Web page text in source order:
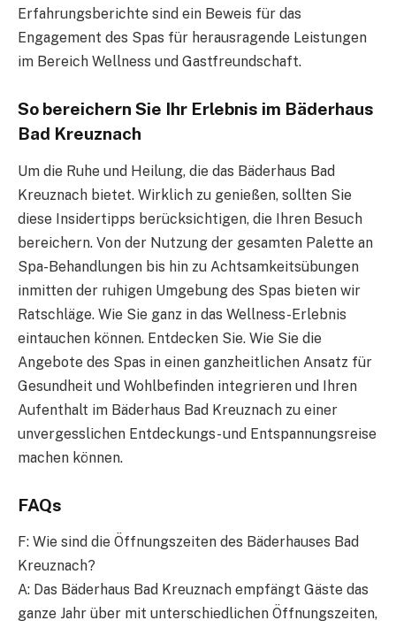
Erfahrungsberichte sind ein Beweis für das
Engagement des Spas für herausragende Leistungen
im Bereich Wellness und Gastfreundschaft.
So bereichern Sie Ihr Erlebnis im Bäderhaus
Bad Kreuznach
Um die Ruhe und Heilung, die das Bäderhaus Bad
Kreuznach bietet. Wirklich zu genießen, sollten Sie
diese Insidertipps berücksichtigen, die Ihren Besuch
bereichern. Von der Nutzung der gesamten Palette an
Spa-Behandlungen bis hin zu Achtsamkeitsübungen
inmitten der ruhigen Umgebung des Spas bieten wir
Ratschläge. Wie Sie ganz in das Wellness-Erlebnis
eintauchen können. Entdecken Sie. Wie Sie die
Angebote des Spas in einen ganzheitlichen Ansatz für
Gesundheit und Wohlbefinden integrieren und Ihren
Aufenthalt im Bäderhaus Bad Kreuznach zu einer
unvergesslichen Entdeckungs- und Entspannungsreise
machen können.
FAQs
F: Wie sind die Öffnungszeiten des Bäderhauses Bad
Kreuznach?
A: Das Bäderhaus Bad Kreuznach empfängt Gäste das
ganze Jahr über mit unterschiedlichen Öffnungszeiten,